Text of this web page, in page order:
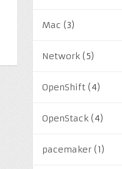
Mac (3)
Network (5)
OpenShift (4)
OpenStack (4)
pacemaker (1)